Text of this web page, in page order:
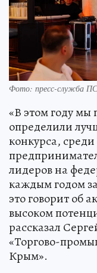
Фото: пресс-служба
«В этом году мы
определили
конкурса,
лидеров на
каждым годом
это говорит об
высоком
рассказал
«Торгово-
Крым».